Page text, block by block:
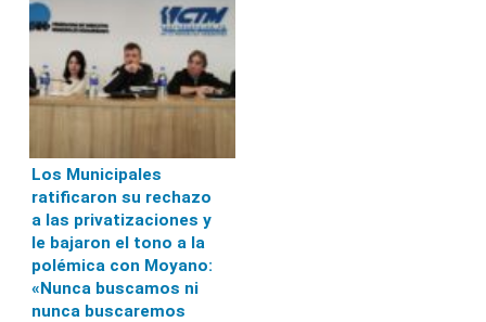
Los Municipales
ratificaron su rechazo
a las privatizaciones y
le bajaron el tono a la
polémica con Moyano:
«Nunca buscamos ni
nunca buscaremos